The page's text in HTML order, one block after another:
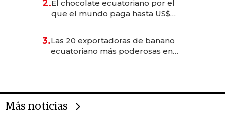
2.El chocolate ecuatoriano por el
que el mundo paga hasta US$
3.Las 20 exportadoras de banano
ecuatoriano más poderosas en
Más noticias